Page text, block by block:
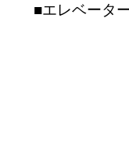
■エレベータ